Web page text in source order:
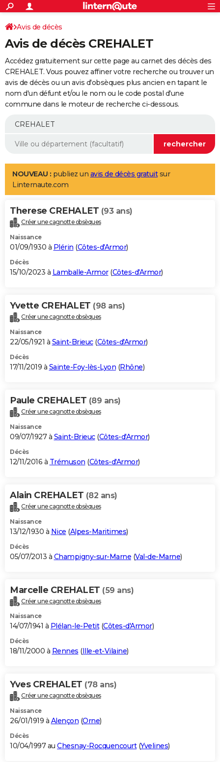
ACTUALITÉS
Politique
Société
Faits Divers
Education
Monde
Villes
+
SPORT
Coupe du monde 2026
Football
Tennis
Cyclisme
Rugby
Forum
Programme TV
TNT
Streaming
Cinéma
Sorties cinéma
Musique
+
FINANCE
Retraite
Epargne
Immobilier
Risques naturels par ville
Banque
Assurance
AUTO
Essais
Réserver un essai
Citadines
Berlines
SUV
Forum auto
+
Mobiles
Meilleur smartphone
Internet
Ordinateurs
Jeux vidéo
Guide high-tech
Aménagement intérieur
LIFESTYLE
Art de vivre
Bien-être
Loisirs
Mode
Modes de vie
Alimentation
Guide de la santé
Maladies
Médicaments
Sommeil
VOYAGE
Destinations
City break
Voyage nature
Voyage de noces
Forum
Climat
+PHOTO
GUIDES D'ACHAT
BONS PLANS
Carte de Noël
Carte Bonne année
Carte Saint-Valentin
Carte Pâques
Carte d'anniversaire
DICTIONNAIRE
Dictionnaire
Biographies
Citations
Expressions
Proverbes
PROGRAMME TV
S'inscrire
Se connecter
Lycées
Collèges
Primaires
Universités
Entreprises
Service militaire
Avis de recherche
AVIS DE DÉCÈS
Bricolage
Lifestyle
Culture
Sport
Auto
Television
Voyage
Cinema
Avis de décès
Avis de décès CREHALET
Accédez gratuitement sur cette page au carnet des décès des
CREHALET. Vous pouvez affiner votre recherche ou trouver un
avis de décès ou un avis d'obsèques plus ancien en tapant le
nom d'un défunt et/ou le nom ou le code postal d'une
commune dans le moteur de recherche ci-dessous.
NOUVEAU : publiez un avis de décès gratuitsur
Linternaute.com
Therese CREHALET (93 ans)
Créer une cagnotte obsèques
Naissance
01/09/1930 à Plérin (Côtes-d'Armor)
Décès
15/10/2023 à Lamballe-Armor(Côtes-d'Armor)
Yvette CREHALET (98 ans)
Créer une cagnotte obsèques
Naissance
22/05/1921 à Saint-Brieuc(Côtes-d'Armor)
Décès
17/11/2019 à Sainte-Foy-lès-Lyon (Rhône)
Paule CREHALET (89 ans)
Créer une cagnotte obsèques
Naissance
09/07/1927 à Saint-Brieuc(Côtes-d'Armor)
Décès
12/11/2016 à Trémuson (Côtes-d'Armor)
Alain CREHALET (82 ans)
Créer une cagnotte obsèques
Naissance
13/12/1930 à Nice (Alpes-Maritimes)
Décès
05/07/2013 à Champigny-sur-Marne (Val-de-Marne)
Marcelle CREHALET (59 ans)
Créer une cagnotte obsèques
Naissance
14/07/1941 à Plélan-le-Petit(Côtes-d'Armor)
Décès
18/11/2000 à Rennes (Ille-et-Vilaine)
Yves CREHALET (78 ans)
Créer une cagnotte obsèques
Naissance
26/01/1919 à Alençon (Orne)
Décès
10/04/1997 au Chesnay-Rocquencourt(Yvelines)